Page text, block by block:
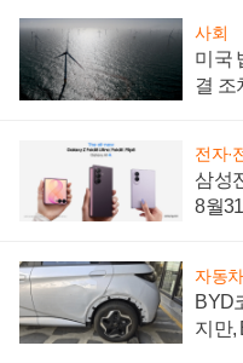
사회
미국
결 조
전자·
삼성
8월
자동
BYD
지만,